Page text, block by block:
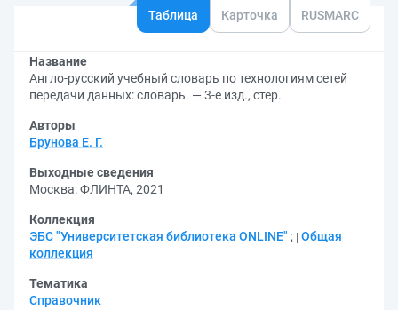
Таблица Карточка RUSMARC
Название
Англо-русский учебный словарь по технологиям сетей
передачи данных: словарь. — 3-е изд., стер.
Авторы
Брунова Е. Г.
Выходные сведения
Москва: ФЛИНТА, 2021
Коллекция
ЭБС "Университетская библиотека ONLINE" ; Общая
коллекция
Тематика
Справочник